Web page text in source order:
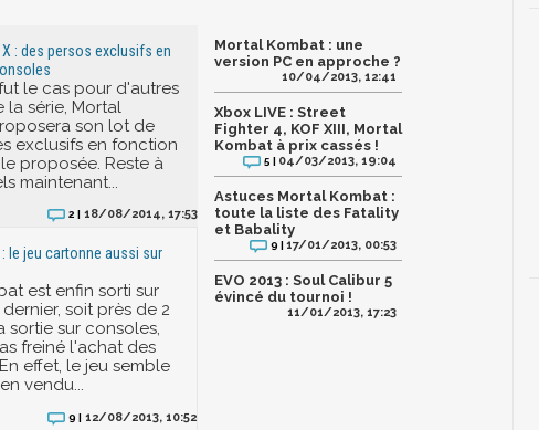
: des persos exclusifs en
le cas pour d'autres
la série, Mortal
son lot de
exclusifs en fonction
proposée. Reste à
maintenant...
2 | 18/08/2014, 17:53
le jeu cartonne aussi sur
est enfin sorti sur
soit près de 2
sortie sur consoles,
freiné l'achat des
effet, le jeu semble
vendu...
9 | 12/08/2013, 10:52
Mortal Kombat : une
version PC en approche ?
10/04/2013, 12:41
Xbox LIVE : Street
Fighter 4, KOF XIII, Mortal
Kombat à prix cassés !
5 | 04/03/2013, 19:04
Astuces Mortal Kombat :
toute la liste des Fatality
et Babality
9 |17/01/2013, 00:53
EVO 2013 : Soul Calibur 5
évincé du tournoi !
11/01/2013, 17:23